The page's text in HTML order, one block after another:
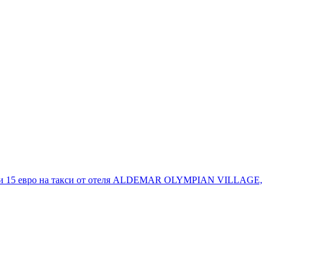
15 евро на такси от отеля ALDEMAR OLYMPIAN VILLAGE,